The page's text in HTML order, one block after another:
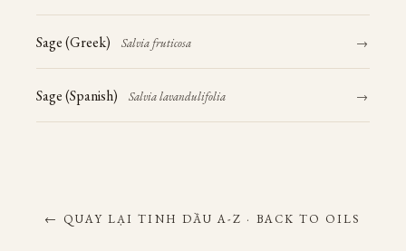
Sage (Greek) Salvia fruticosa →
Sage (Spanish) Salvia lavandulifolia →
← QUAY LẠI TINH DẦU A-Z · BACK TO OILS